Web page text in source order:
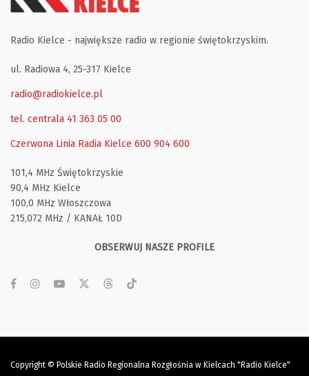
Radio Kielce - największe radio w regionie świętokrzyskim.
ul. Radiowa 4, 25-317 Kielce
radio@radiokielce.pl
tel. centrala 41 363 05 00
Czerwona Linia Radia Kielce 600 904 600
101,4 MHz Świętokrzyskie
90,4 MHz Kielce
100,0 MHz Włoszczowa
215,072 MHz / KANAŁ 10D
OBSERWUJ NASZE PROFILE
Copyright © Polskie Radio Regionalna Rozgłośnia w Kielcach "Radio Kielce"